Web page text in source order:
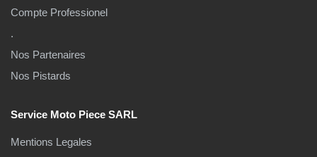
Compte Professionel
.
Nos Partenaires
Nos Pistards
Service Moto Piece SARL
Mentions Legales